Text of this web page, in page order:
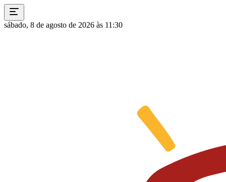
sábado, 8 de agosto de 2026 às 11:30